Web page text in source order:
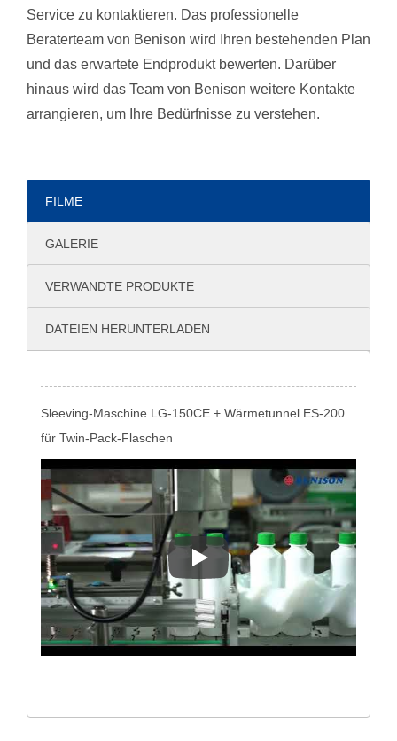
Service zu kontaktieren. Das professionelle
Beraterteam von Benison wird Ihren bestehenden Plan
und das erwartete Endprodukt bewerten. Darüber
hinaus wird das Team von Benison weitere Kontakte
arrangieren, um Ihre Bedürfnisse zu verstehen.
FILME
GALERIE
VERWANDTE PRODUKTE
DATEIEN HERUNTERLADEN
Sleeving-Maschine LG-150CE + Wärmetunnel ES-200
für Twin-Pack-Flaschen
Sleeving-Maschine LG-